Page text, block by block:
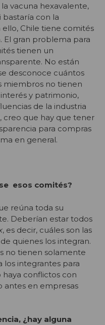
vacuna hexavalente,
bastaría con la
Chile tiene comités
El gran problema para
tienen un
No están
desconoce cuántos
miembros no tienen
y patrimonio,
de la industria
creo que hay que tener
para compras
en general.
esos comités?
reúna toda su
Deberían estar todos
, es decir, cuáles son las
quienes los integran.
no tienen solamente
los integrantes para
conflictos con
antes en empresas
¿hay alguna